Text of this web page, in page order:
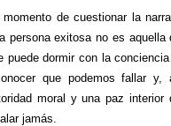
momento de cuestionar la
persona exitosa no es
puede dormir con la
que podemos fallar
moral y una paz interior
jamás.